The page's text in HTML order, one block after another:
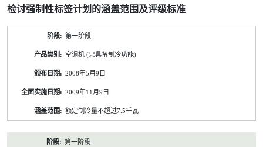
检讨强制性标签计划的涵盖范围及评级标准
第一阶段
空调机 (只具备制冷功能)
2008年5月9日
2009年11月9日
额定制冷量不超过7.5千瓦
第一阶段